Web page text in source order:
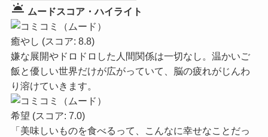
wb_twilight ムードスコア・ハイライト
癒やし (スコア: 8.8)
嫌な展開やドロドロした人間関係は一切なし。温かいご
飯と優しい世界だけが広がっていて、脳の疲れがじんわ
り溶けていきます。
希望 (スコア: 7.0)
「美味しいものを食べるって、こんなに幸せなことだっ